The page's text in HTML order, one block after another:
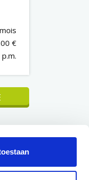
€
si